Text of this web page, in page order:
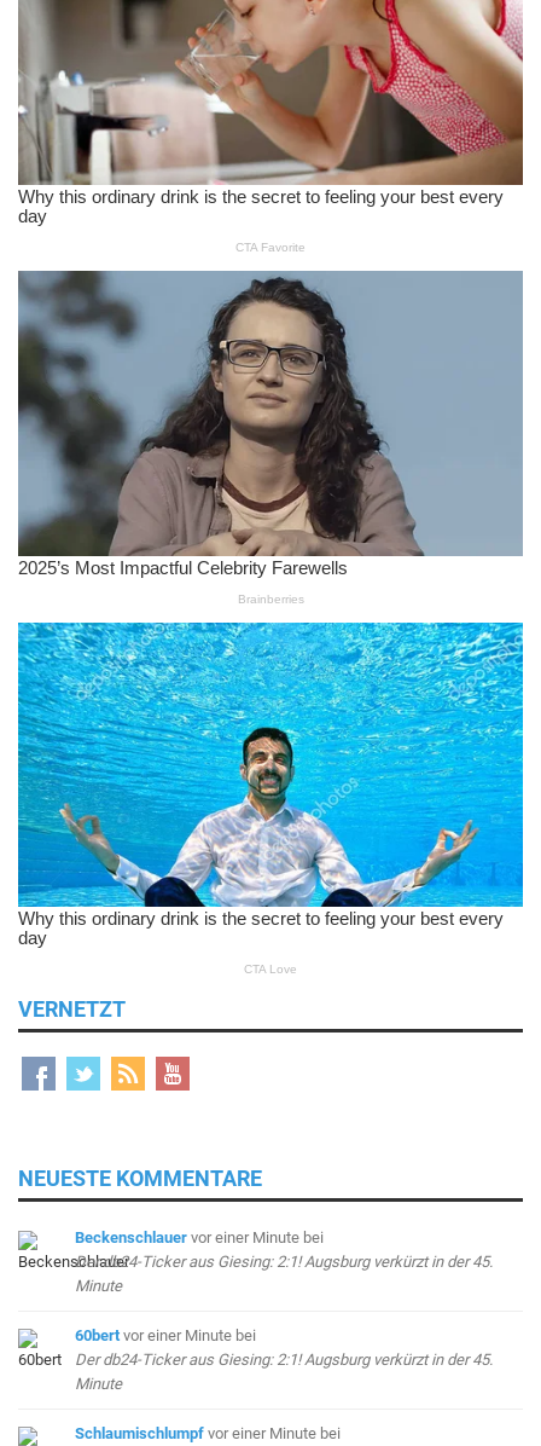
VERNETZT
NEUESTE KOMMENTARE
Beckenschlauer vor einer Minute bei
Der db24-Ticker aus Giesing: 2:1! Augsburg verkürzt in der 45.
Minute
60bert vor einer Minute bei
Der db24-Ticker aus Giesing: 2:1! Augsburg verkürzt in der 45.
Minute
Schlaumischlumpf vor einer Minute bei